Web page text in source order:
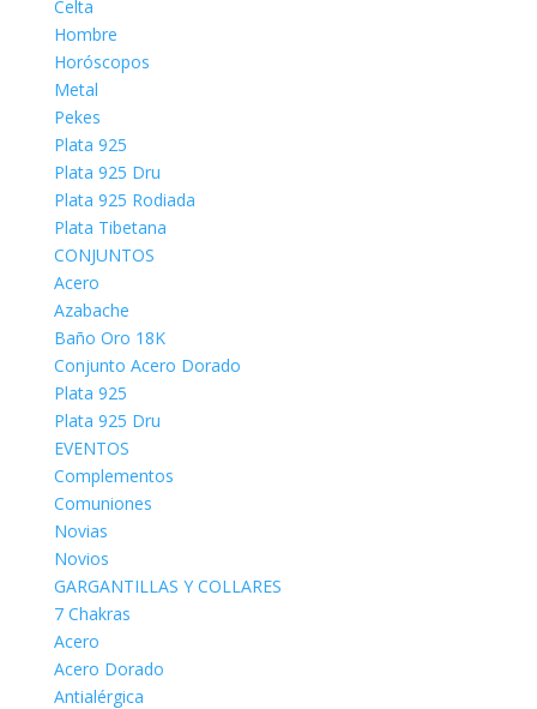
Celta
Hombre
Horóscopos
Metal
Pekes
Plata 925
Plata 925 Dru
Plata 925 Rodiada
Plata Tibetana
CONJUNTOS
Acero
Azabache
Baño Oro 18K
Conjunto Acero Dorado
Plata 925
Plata 925 Dru
EVENTOS
Complementos
Comuniones
Novias
Novios
GARGANTILLAS Y COLLARES
7 Chakras
Acero
Acero Dorado
Antialérgica